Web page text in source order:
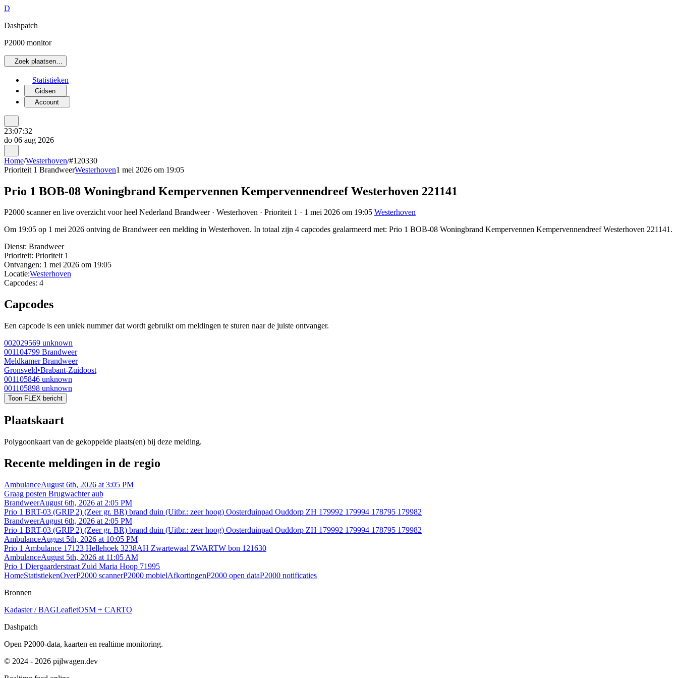
D
Dashpatch
P2000 monitor
Zoek plaatsen…
Statistieken
Gidsen
Account
23:07:32
do 06 aug 2026
Home/Westerhoven/#120330
Prioriteit 1 BrandweerWesterhoven1 mei 2026 om 19:05
Prio 1 BOB-08 Woningbrand Kempervennen Kempervennendreef Westerhoven 221141
P2000 scanner en live overzicht voor heel Nederland Brandweer · Westerhoven · Prioriteit 1 · 1 mei 2026 om 19:05 Westerhoven
Om 19:05 op 1 mei 2026 ontving de Brandweer een melding in Westerhoven. In totaal zijn 4 capcodes gealarmeerd met: Prio 1 BOB-08 Woningbrand Kempervennen Kempervennendreef Westerhoven 221141.
Dienst: Brandweer
Prioriteit: Prioriteit 1
Ontvangen: 1 mei 2026 om 19:05
Locatie:Westerhoven
Capcodes: 4
Capcodes
Een capcode is een uniek nummer dat wordt gebruikt om meldingen te sturen naar de juiste ontvanger.
002029569 unknown
001104799 Brandweer
Meldkamer Brandweer
Gronsveld•Brabant-Zuidoost
001105846 unknown
001105898 unknown
Toon FLEX bericht
Plaatskaart
Polygoonkaart van de gekoppelde plaats(en) bij deze melding.
Recente meldingen in de regio
AmbulanceAugust 6th, 2026 at 3:05 PM
Graag posten Brugwachter aub
BrandweerAugust 6th, 2026 at 2:05 PM
Prio 1 BRT-03 (GRIP 2) (Zeer gr. BR) brand duin (Uitbr.: zeer hoog) Oosterduinpad Ouddorp ZH 179992 179994 178795 179982
BrandweerAugust 6th, 2026 at 2:05 PM
Prio 1 BRT-03 (GRIP 2) (Zeer gr. BR) brand duin (Uitbr.: zeer hoog) Oosterduinpad Ouddorp ZH 179992 179994 178795 179982
AmbulanceAugust 5th, 2026 at 10:05 PM
Prio 1 Ambulance 17123 Hellehoek 3238AH Zwartewaal ZWARTW bon 121630
AmbulanceAugust 5th, 2026 at 11:05 AM
Prio 1 Diergaarderstraat Zuid Maria Hoop 71995
HomeStatistiekenOverP2000 scannerP2000 mobielAfkortingenP2000 open dataP2000 notificaties
Bronnen
Kadaster / BAGLeafletOSM + CARTO
Dashpatch
Open P2000-data, kaarten en realtime monitoring.
© 2024 - 2026 pijlwagen.dev